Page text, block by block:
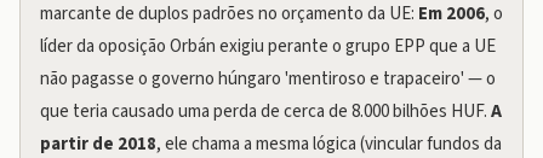
marcante de duplos padrões no orçamento da UE: Em 2006, o
líder da oposição Orbán exigiu perante o grupo EPP que a UE
não pagasse o governo húngaro 'mentiroso e trapaceiro' — o
que teria causado uma perda de cerca de 8.000 bilhões HUF.A
partir de 2018, ele chama a mesma lógica (vincular fundos da